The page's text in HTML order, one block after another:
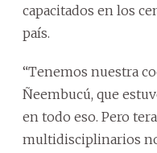
capacitados en los
país.
“Tenemos nuestra
Ñeembucú, que
en todo eso. Pero
multidisciplinarios